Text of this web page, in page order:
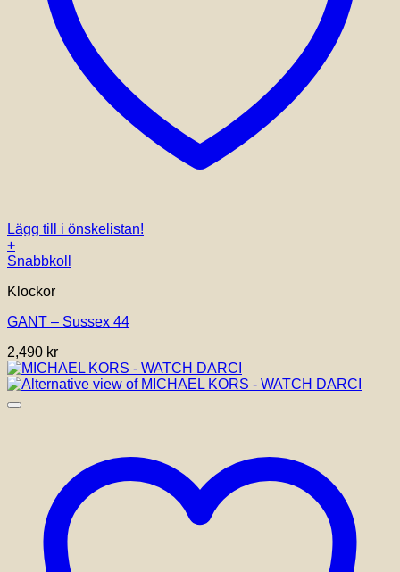
Lägg till i önskelistan!
+
Snabbkoll
Klockor
GANT – Sussex 44
2,490 kr